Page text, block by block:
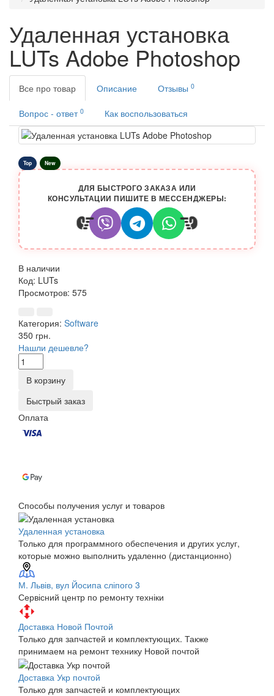
Удаленная установка
LUTs Adobe Photoshop
Все про товар Описание Отзывы 0
Вопрос - ответ 0 Как воспользоваться
Top New
ДЛЯ БЫСТРОГО ЗАКАЗА ИЛИ
КОНСУЛЬТАЦИИ ПИШИТЕ В МЕССЕНДЖЕРЫ:
В наличии
Код: LUTs
Просмотров: 575
Категория: Software
350 грн.
Нашли дешевле?
В корзину
Быстрый заказ
Оплата
Способы получения услуг и товаров
Удаленная установка
Только для программного обеспечения и других услуг,
которые можно выполнить удаленно (дистанционно)
М. Львів, вул Йосипа сліпого 3
Сервісний центр по ремонту техніки
Доставка Новой Почтой
Только для запчастей и комплектующих. Также
принимаем на ремонт технику Новой почтой
Доставка Укр почтой
Только для запчастей и комплектующих